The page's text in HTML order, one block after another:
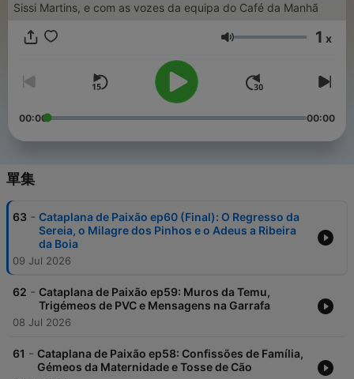
Sissi Martins, e com as vozes da equipa do Café da Manhã
音量 1 x
00:00 00:00
單集
63 - Cataplana de Paixão ep60 (Final): O Regresso da
Sereia, o Milagre dos Pinhos e o Adeus a Ribeira
da Boia
09 Jul 2026
62 - Cataplana de Paixão ep59: Muros da Temu,
Trigémeos de PVC e Mensagens na Garrafa
08 Jul 2026
61 - Cataplana de Paixão ep58: Confissões de Família,
Gémeos da Maternidade e Tosse de Cão